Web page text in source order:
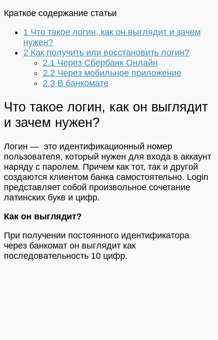
Краткое содержание статьи
1 Что такое логин, как он выглядит и зачем
нужен?
2 Как получить или восстановить логин?
2.1 Через Сбербанк Онлайн
2.2 Через мобильное приложение
2.3 В банкомате
Что такое логин, как он выглядит
и зачем нужен?
Логин — это идентификационный номер
пользователя, который нужен для входа в аккаунт
наряду с паролем. Причем как тот, так и другой
создаются клиентом банка самостоятельно. Login
представляет собой произвольное сочетание
латинских букв и цифр.
Как он выглядит?
При получении постоянного идентификатора
через банкомат он выглядит как
последовательность 10 цифр.